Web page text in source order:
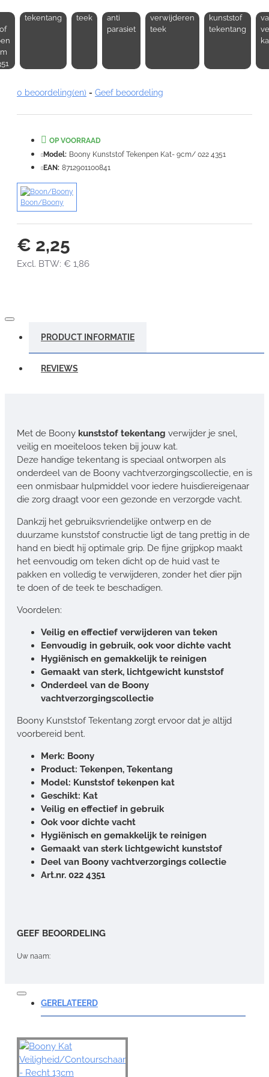
Opmerking:
VERDER
tekentang teek
anti
parasiet
verwijderen
teek
kunststof
tekentang
0 beoordeling(en) - Geef beoordeling
€ 2,25
Excl. BTW: € 1,86
OP VOORRAAD
Model: Boony Kunststof Tekenpen Kat- 9cm/ 022 4351
EAN: 8712901100841
Boon/Boony
PRODUCT INFORMATIE
REVIEWS
Met de Boony kunststof tekentang verwijder je snel,
veilig en moeiteloos teken bij jouw kat.
Deze handige tekentang is speciaal ontworpen als
onderdeel van de Boony vachtverzorgingscollectie, en is
een onmisbaar hulpmiddel voor iedere huisdiereigenaar
die zorg draagt voor een gezonde en verzorgde vacht.
Dankzij het gebruiksvriendelijke ontwerp en de
duurzame kunststof constructie ligt de tang prettig in de
hand en biedt hij optimale grip. De fijne grijpkop maakt
het eenvoudig om teken dicht op de huid vast te
pakken en volledig te verwijderen, zonder het dier pijn
te doen of de teek te beschadigen.
Voordelen:
Veilig en effectief verwijderen van teken
Eenvoudig in gebruik, ook voor dichte vacht
Hygiënisch en gemakkelijk te reinigen
Gemaakt van sterk, lichtgewicht kunststof
Onderdeel van de Boony
vachtverzorgingscollectie
Boony Kunststof Tekentang zorgt ervoor dat je altijd
voorbereid bent.
Merk: Boony
Product: Tekenpen, Tekentang
Model: Kunststof tekenpen kat
Geschikt: Kat
Veilig en effectief in gebruik
Ook voor dichte vacht
Hygiënisch en gemakkelijk te reinigen
Gemaakt van sterk lichtgewicht kunststof
Deel van Boony vachtverzorgings collectie
Art.nr. 022 4351
GEEF BEOORDELING
Uw naam:
Opmerking:
Note:HTML-code wordt niet vertaald!
GERELATEERD